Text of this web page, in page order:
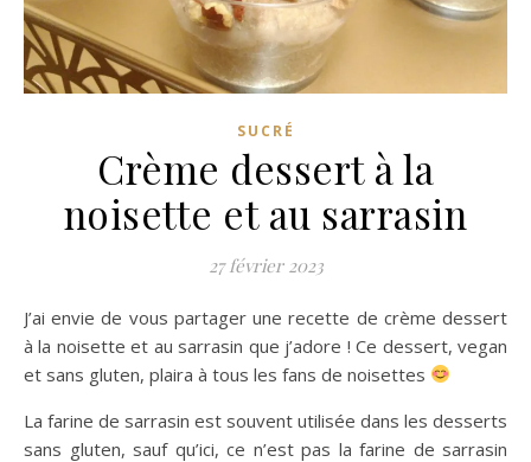
SUCRÉ
Crème dessert à la
noisette et au sarrasin
27 février 2023
J’ai envie de vous partager une recette de crème dessert
à la noisette et au sarrasin que j’adore ! Ce dessert, vegan
et sans gluten, plaira à tous les fans de noisettes
La farine de sarrasin est souvent utilisée dans les desserts
sans gluten, sauf qu’ici, ce n’est pas la farine de sarrasin